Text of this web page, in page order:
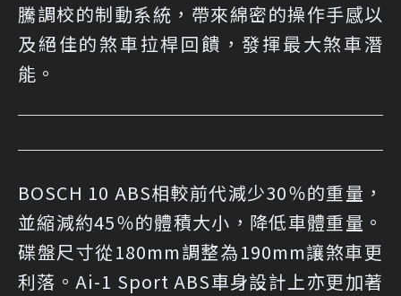
騰調校的制動系統，帶來綿密的操作手感以
及絕佳的煞車拉桿回饋，發揮最大煞車潛
能。
BOSCH 10 ABS相較前代減少30％的重量，
並縮減約45％的體積大小，降低車體重量。
碟盤尺寸從180mm調整為190mm讓煞車更
利落。Ai-1 Sport ABS車身設計上亦更加著